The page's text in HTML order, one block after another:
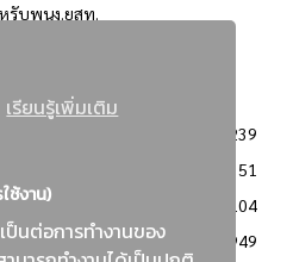
เรียนรู้เพิ่มเติม
ช้งาน)
ป็นต่อการทำงานของ
หรับพนง.ยสท.
3239
2351
2104
1949